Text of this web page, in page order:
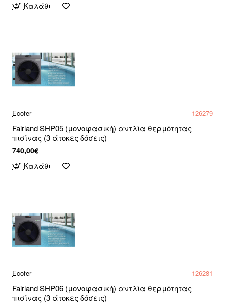
Καλάθι
Ecofer 126279
Fairland SHP05 (μονοφασική) αντλία θερμότητας
πισίνας (3 άτοκες δόσεις)
740,00€
Καλάθι
Ecofer 126281
Fairland SHP06 (μονοφασική) αντλία θερμότητας
πισίνας (3 άτοκες δόσεις)